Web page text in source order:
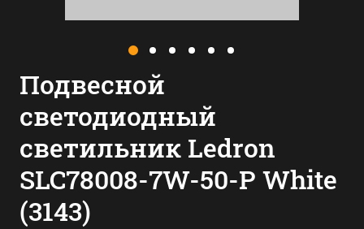
Подвесной
светодиодный
светильник Ledron
SLC78008-7W-50-P White
(3143)